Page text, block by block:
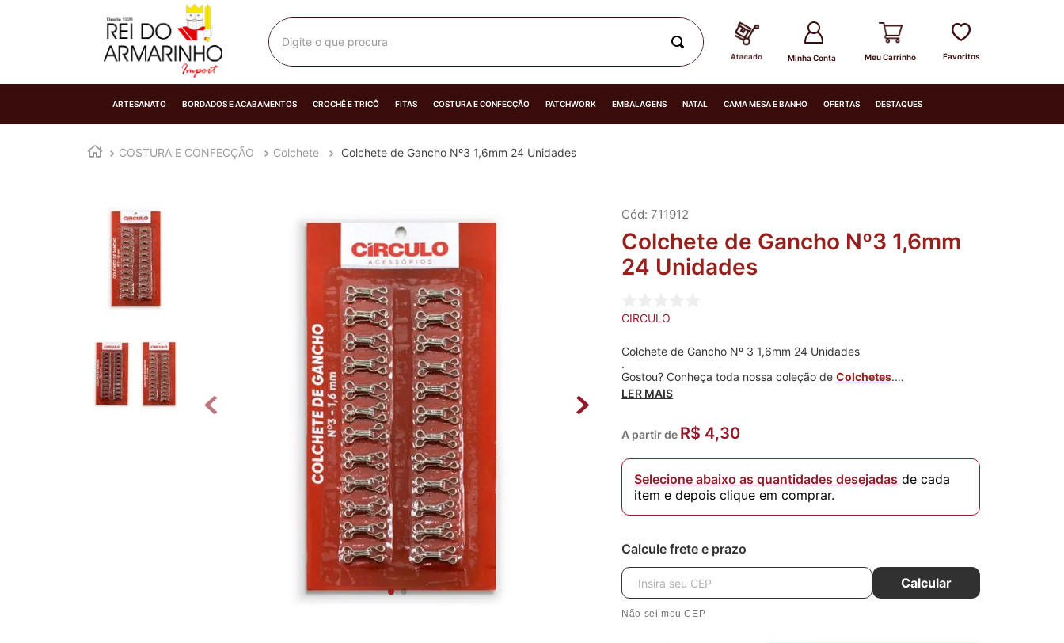
Digite o que procura
Minha Conta
ARTESANATO BORDADOS E ACABAMENTOS CROCHÊ E TRICÔ FITAS COSTURA E CONFECÇÃO PATCHWORK EMBALAGENS NATAL CAMA MESA E BANHO OFERTAS DESTAQUES
COSTURA E CONFECÇÃO Colchete Colchete de Gancho Nº3 1,6mm 24 Unidades
:711912
Colchete de Gancho Nº3 1,6mm
24 Unidades
CIRCULO
Colchete de Gancho Nº 3 1,6mm 24 Unidades
.
Gostou? Conheça toda nossa coleção deColchetes.
Quantidade: 24 Unidades.
Tamanho: 1,6mm.
LER MAIS
A partir de R$ 4,30
Selecione abaixo as quantidades desejadas de cada
item e depois clique em comprar.
Calcule frete e prazo
Calcular
Não sei meu CEP